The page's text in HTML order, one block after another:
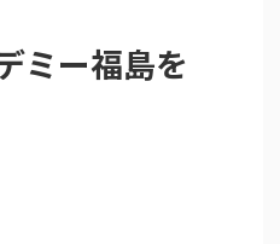
ミー福島を